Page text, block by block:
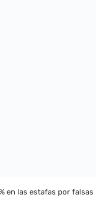
en las estafas por falsas